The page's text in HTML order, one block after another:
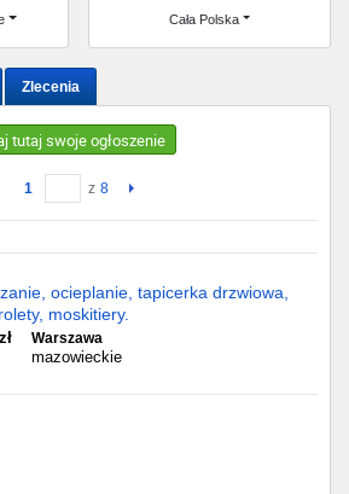
Cała Polska
Zlecenia
tutaj swoje ogłoszenie
1 z 8
ocieplanie, tapicerka drzwiowa,
moskitiery.
Warszawa
mazowieckie